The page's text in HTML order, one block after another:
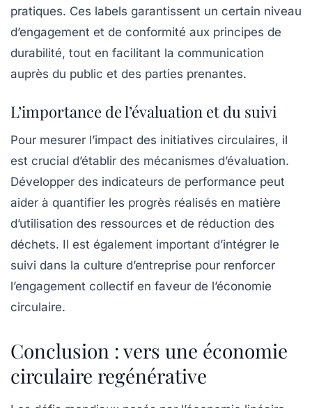
pratiques. Ces labels garantissent un certain niveau
d’engagement et de conformité aux principes de
durabilité, tout en facilitant la communication
auprès du public et des parties prenantes.
L’importance de l’évaluation et du suivi
Pour mesurer l’impact des initiatives circulaires, il
est crucial d’établir des mécanismes d’évaluation.
Développer des indicateurs de performance peut
aider à quantifier les progrès réalisés en matière
d’utilisation des ressources et de réduction des
déchets. Il est également important d’intégrer le
suivi dans la culture d’entreprise pour renforcer
l’engagement collectif en faveur de l’économie
circulaire.
Conclusion : vers une économie
circulaire regénérative